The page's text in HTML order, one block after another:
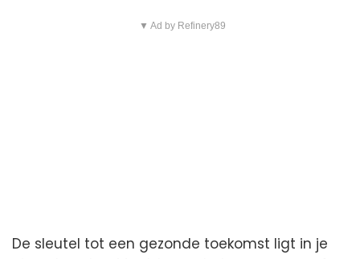
▼ Ad by Refinery89
De sleutel tot een gezonde toekomst ligt in je